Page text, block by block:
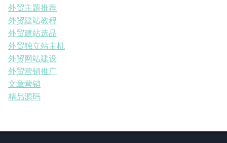
外贸主题推荐
外贸建站教程
外贸建站选品
外贸独立站主机
外贸网站建设
外贸营销推广
文章营销
精品源码